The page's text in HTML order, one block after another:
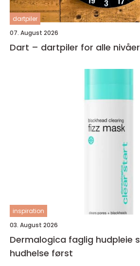
dartpiler
07. August 2026
Dart – dartpiler for alle nivåer
inspiration
03. August 2026
Dermalogica faglig hudpleie som setter
hudhelse først